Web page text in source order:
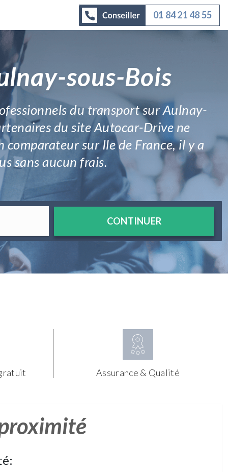
01 84 21 48 55
sous-Bois
du transport sur Aulnay-
du site Autocar-Drive ne
sur Ile de France, il y a
sans aucun frais.
CONTINUER
Assurance & Qualité